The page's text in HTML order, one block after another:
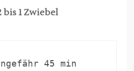
bis 1 Zwiebel
45 min